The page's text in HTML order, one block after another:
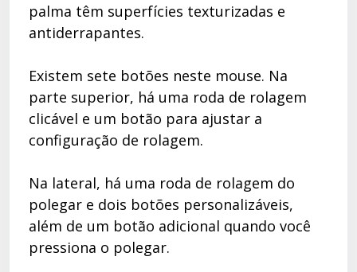
palma têm superfícies texturizadas e
antiderrapantes.
Existem sete botões neste mouse. Na
parte superior, há uma roda de rolagem
clicável e um botão para ajustar a
configuração de rolagem.
Na lateral, há uma roda de rolagem do
polegar e dois botões personalizáveis,
além de um botão adicional quando você
pressiona o polegar.